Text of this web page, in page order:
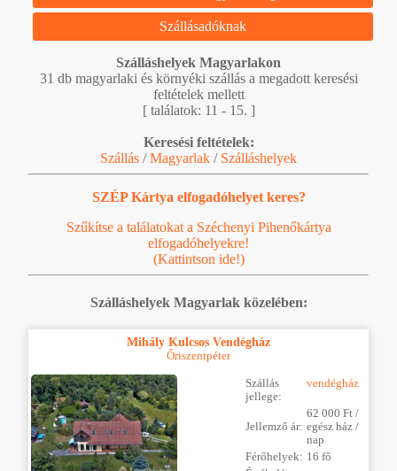
Szállásadóknak
Szálláshelyek Magyarlakon
31 db magyarlaki és környéki szállás a megadott keresési
feltételek mellett
[ találatok: 11 - 15. ]
Keresési feltételek:
Szállás /Magyarlak / Szálláshelyek
SZÉP Kártya elfogadóhelyet keres?
Szűkítse a találatokat a Széchenyi Pihenőkártya
elfogadóhelyekre!
(Kattintson ide!)
Szálláshelyek Magyarlak közelében:
Mihály Kulcsos Vendégház
Őriszentpéter
Szállás
jellege:
vendégház
Jellemző ár:
62 000 Ft /
egész ház /
nap
Férőhelyek: 16 fő